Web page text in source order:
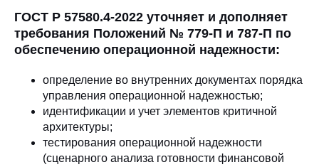
ГОСТ Р 57580.4-2022 уточняет и дополняет
требования Положений № 779-П и 787-П по
обеспечению операционной надежности:
определение во внутренних документах порядка
управления операционной надежностью;
идентификации и учет элементов критичной
архитектуры;
тестирования операционной надежности
(сценарного анализа готовности финансовой